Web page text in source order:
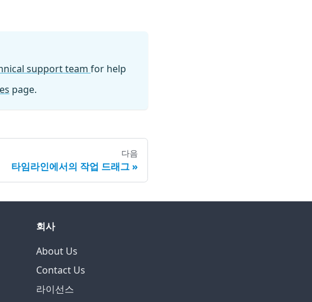
support team for help
page.
다음
타임라인에서의 작업 드래그
회사
About Us
Contact Us
라이선스